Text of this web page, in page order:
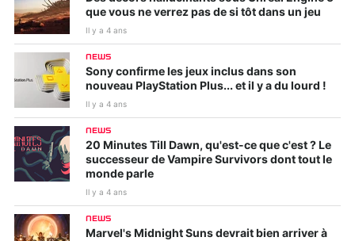
que vous ne verrez pas de si tôt dans un jeu
Il y a 4 ans
NEWS
Sony confirme les jeux inclus dans son
nouveau PlayStation Plus... et il y a du lourd !
Il y a 4 ans
NEWS
20 Minutes Till Dawn, qu'est-ce que c'est ? Le
successeur de Vampire Survivors dont tout le
monde parle
Il y a 4 ans
NEWS
Marvel's Midnight Suns devrait bien arriver à